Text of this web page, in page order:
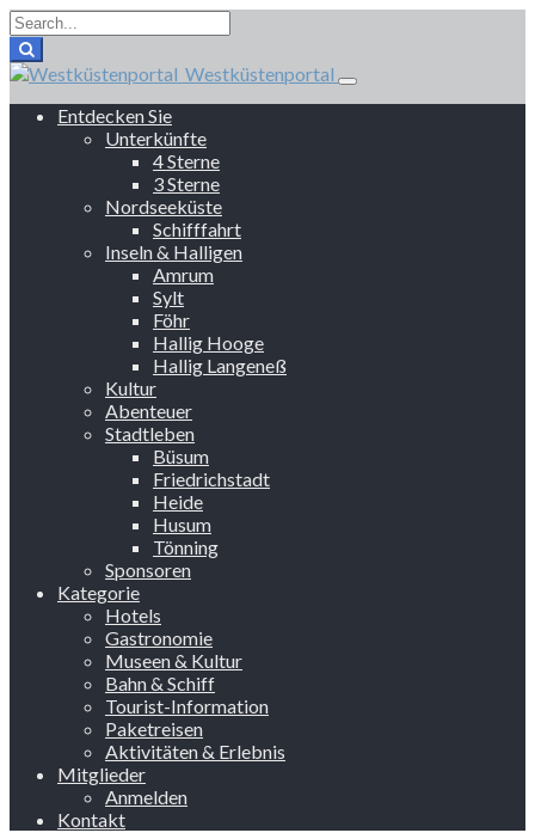
Westküstenportal
Entdecken Sie
Unterkünfte
4 Sterne
3 Sterne
Nordseeküste
Schifffahrt
Inseln & Halligen
Amrum
Sylt
Föhr
Hallig Hooge
Hallig Langeneß
Kultur
Abenteuer
Stadtleben
Büsum
Friedrichstadt
Heide
Husum
Tönning
Sponsoren
Kategorie
Hotels
Gastronomie
Museen & Kultur
Bahn & Schiff
Tourist-Information
Paketreisen
Aktivitäten & Erlebnis
Mitglieder
Anmelden
Kontakt